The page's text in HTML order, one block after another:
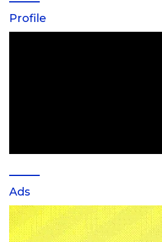
Profile
Ads